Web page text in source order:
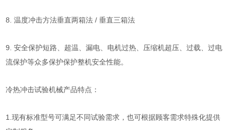
8. 温度冲击方法垂直两箱法 / 垂直三箱法
9. 安全保护短路、超温、漏电、电机过热、压缩机超压、过载、过电
流保护等众多保护保护整机安全性能。
冷热冲击试验机械产品特点：
1.现有标准型号可满足不同试验需求，也可根据顾客需求特殊化提供